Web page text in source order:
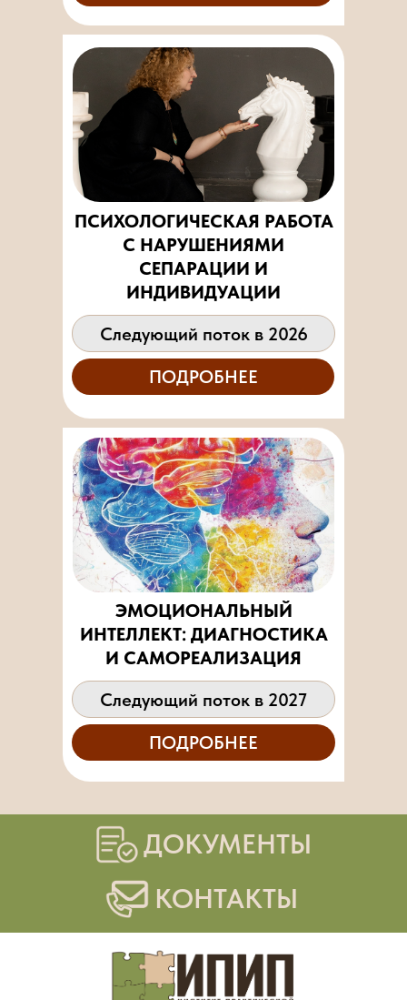
Следующий поток в 2026
ПОДРОБНЕЕ
ПСИХОЛОГИЧЕСКАЯ РАБОТА
С НАРУШЕНИЯМИ
СЕПАРАЦИИ И
ИНДИВИДУАЦИИ
Следующий поток в 2027
ПОДРОБНЕЕ
ЭМОЦИОНАЛЬНЫЙ
ИНТЕЛЛЕКТ: ДИАГНОСТИКА
И САМОРЕАЛИЗАЦИЯ
ДОКУМЕНТЫ
КОНТАКТЫ